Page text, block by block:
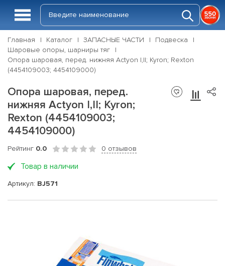
Главная Каталог ЗАПАСНЫЕ ЧАСТИ
Подвеска
Шаровые опоры, шарниры тяг
Опора шаровая, перед. нижняя Actyon I,II; Kyron; Rexton
(4454109003; 4454109000)
Опора шаровая, перед.
нижняя Actyon I,II; Kyron;
Rexton (4454109003;
4454109000)
Рейтинг 0.0 0 отзывов
Товар в наличии
Артикул: BJ571